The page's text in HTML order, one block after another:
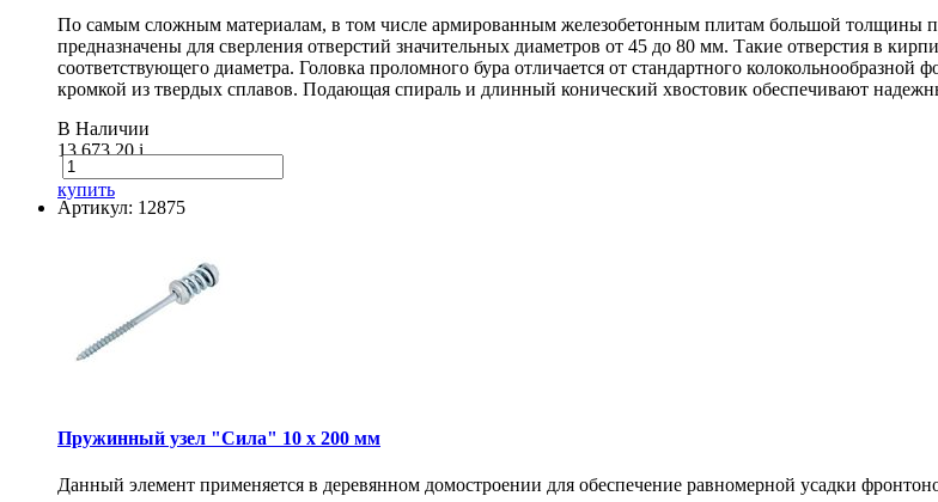
По самым сложным материалам, в том числе армированным железобетонным плитам большой толщины
предназначены для сверления отверстий значительных диаметров от 45 до 80 мм. Такие отверстия в
соответствующего диаметра. Головка проломного бура отличается от стандартного
кромкой из твердых сплавов. Подающая спираль и длинный конический хвостовик обеспечивают
В Наличии
13 673.20i
купить
Артикул: 12875
Пружинный узел "Сила" 10 x 200 мм
Данный элемент применяется в деревянном домостроении для обеспечение равномерной усадки